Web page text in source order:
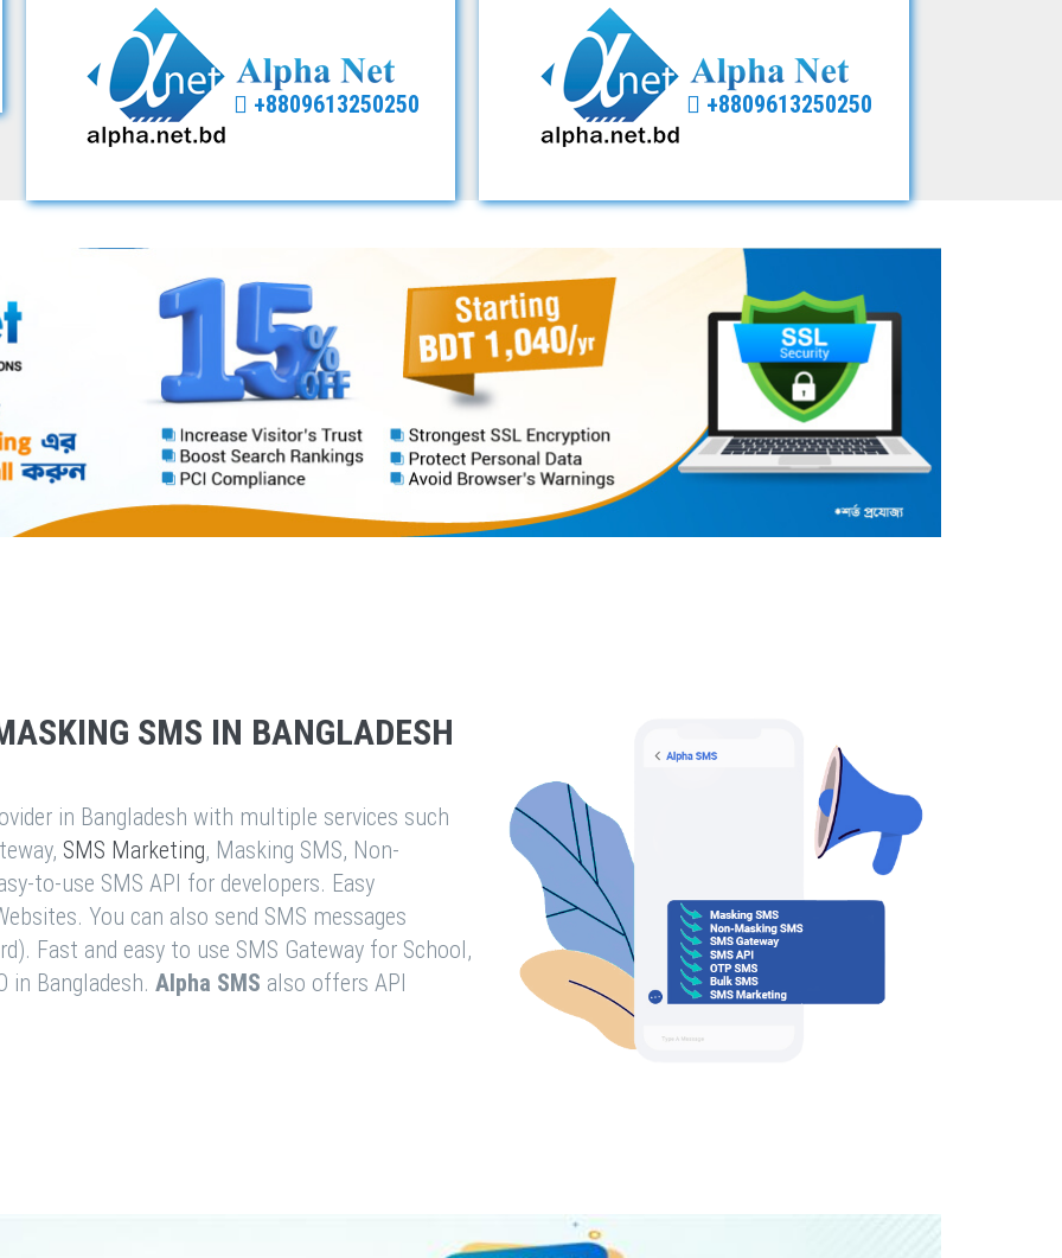
+8809613250250 +8809613250250
SMS IN BANGLADESH
in Bangladesh with multiple services such
SMS Marketing, Masking SMS, Non-
to-use SMS API for developers. Easy
You can also send SMS messages
Fast and easy to use SMS Gateway for School,
in Bangladesh. Alpha SMS also offers API